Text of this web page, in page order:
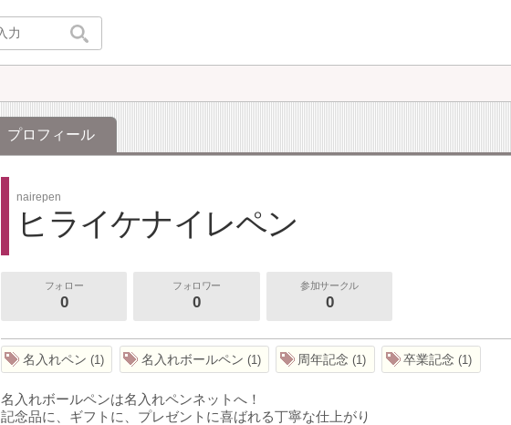
プロフィール
nairepen
ヒライケナイレペン
フォロー
0
フォロワー
0
参加サークル
0
名入れペン 1 名入れボールペン 1 周年記念 1 卒業記念 1
名入れボールペンは名入れペンネットへ！
記念品に、ギフトに、プレゼントに喜ばれる丁寧な仕上がり